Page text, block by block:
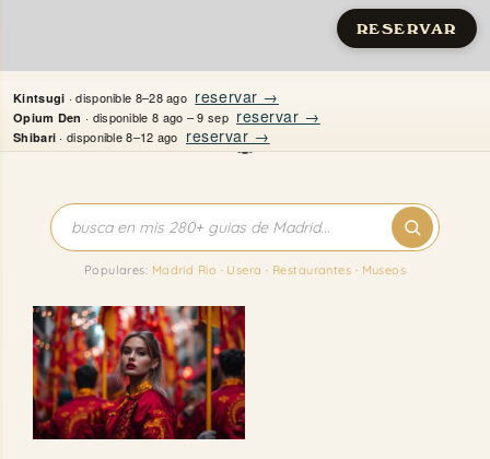
RESERVAR
Kintsugi · disponible 8–28 ago reservar →
Opium Den · disponible 8 ago – 9 sep reservar →
Shibari · disponible 8–12 ago reservar →
al
contenido
Apartamentos
Quién es Justine
Guías
Mi Madrid
Populares: Madrid Rio · Usera · Restaurantes · Museos